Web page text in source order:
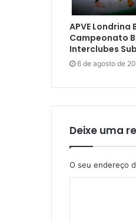
APVE
Campeonato
Interclubes
6 de agosto de
Deixe uma
O seu endereço